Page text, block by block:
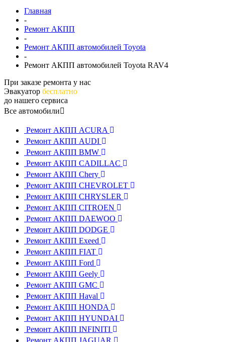
Главная
-
Ремонт АКПП
-
Ремонт АКПП автомобилей Toyota
-
Ремонт АКПП автомобилей Toyota RAV4
При заказе ремонта у нас
Эвакуатор бесплатно
до нашего сервиса
Все автомобили
Ремонт АКПП ACURA
Ремонт АКПП AUDI
Ремонт АКПП BMW
Ремонт АКПП CADILLAC
Ремонт АКПП Chery
Ремонт АКПП CHEVROLET
Ремонт АКПП CHRYSLER
Ремонт АКПП CITROEN
Ремонт АКПП DAEWOO
Ремонт АКПП DODGE
Ремонт АКПП Exeed
Ремонт АКПП FIAT
Ремонт АКПП Ford
Ремонт АКПП Geely
Ремонт АКПП GMC
Ремонт АКПП Haval
Ремонт АКПП HONDA
Ремонт АКПП HYUNDAI
Ремонт АКПП INFINITI
Ремонт АКПП JAGUAR